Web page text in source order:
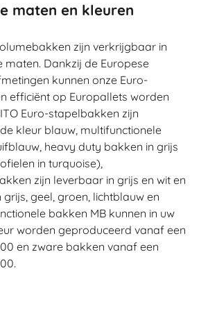
maten en kleuren
zijn verkrijgbaar in
maten. Dankzij de Europese
kunnen onze Euro-
efficiënt op Europallets worden
Euro-stapelbakken zijn
kleur blauw, multifunctionele
heavy duty bakken in grijs
in turquoise),
zijn leverbaar in grijs en wit en
geel, groen, lichtblauw en
bakken MB kunnen in uw
worden geproduceerd vanaf een
en zware bakken vanaf een